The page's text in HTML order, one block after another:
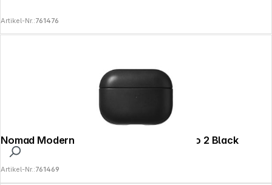
Artikel-Nr.:761476
Nomad Modern Leather Case Airpods Pro 2 Black
Artikel-Nr.:761469